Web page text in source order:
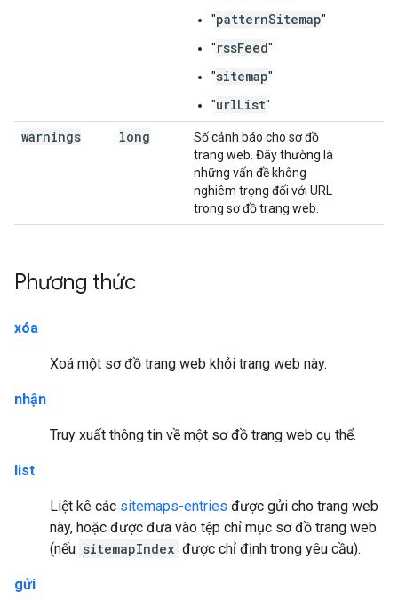
"patternSitemap"
"rssFeed"
"sitemap"
"urlList"
warnings long
Số cảnh báo cho sơ đồ
trang web. Đây thường là
những vấn đề không
nghiêm trọng đối với URL
trong sơ đồ trang web.
Phương thức
xóa
Xoá một sơ đồ trang web khỏi trang web này.
nhận
Truy xuất thông tin về một sơ đồ trang web cụ thể.
list
Liệt kê các sitemaps-entries được gửi cho trang web
này, hoặc được đưa vào tệp chỉ mục sơ đồ trang web
(nếu sitemapIndex được chỉ định trong yêu cầu).
gửi